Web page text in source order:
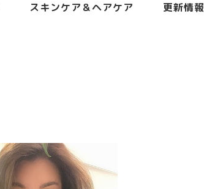
スキンケア＆ヘアケア 更新情報